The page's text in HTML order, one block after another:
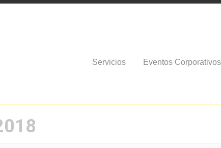
Servicios Eventos Corporativos